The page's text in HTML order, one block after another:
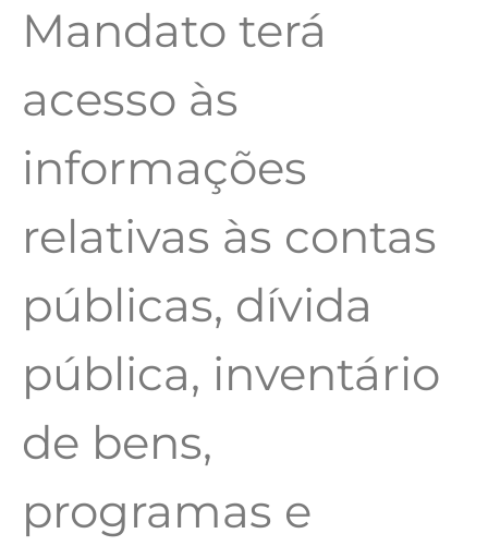
Mandato terá
acesso às
informações
relativas às contas
públicas, dívida
pública, inventário
de bens,
programas e